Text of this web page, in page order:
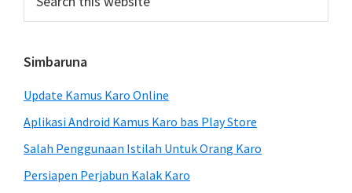
this
Simbaruna
Update Kamus Karo Online
Aplikasi Android Kamus Karo bas Play Store
Salah Penggunaan Istilah Untuk Orang Karo
Persiapen Perjabun Kalak Karo